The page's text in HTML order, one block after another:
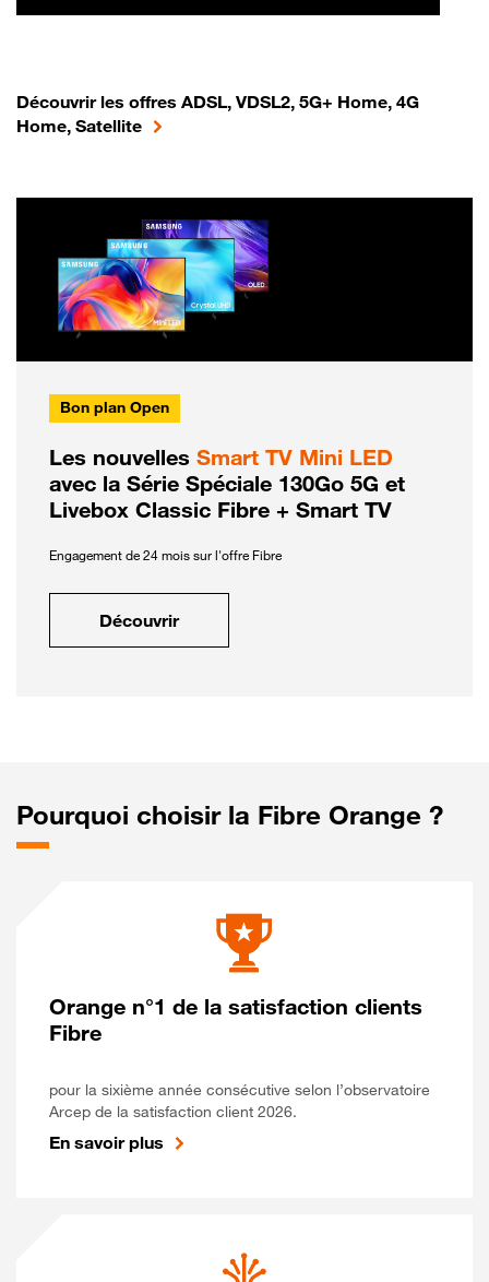
Découvrir les offres ADSL, VDSL2, 5G+ Home, 4G
Home, Satellite
Bon plan Open
Les nouvelles Smart TV Mini LED
avec la Série Spéciale 130Go 5G et
Livebox Classic Fibre + Smart TV
Engagement de 24 mois sur l'offre Fibre
Découvrir
Pourquoi choisir la Fibre Orange ?
Orange n°1 de la satisfaction clients
Fibre
pour la sixième année consécutive selon l’observatoire
Arcep de la satisfaction client 2026.
En savoir plus